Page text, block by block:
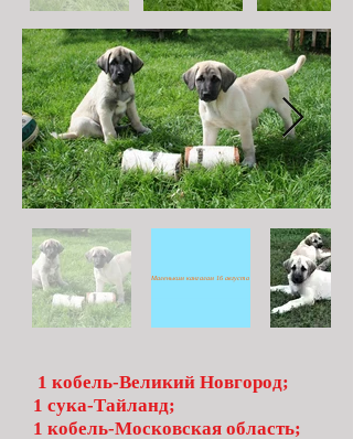
Маленьким кангалам 16 августа исполнилось 2 месяца. За 20 дней
1 кобель-Великий Новгород;
1 сука-Тайланд;
1 кобель-Московская область;